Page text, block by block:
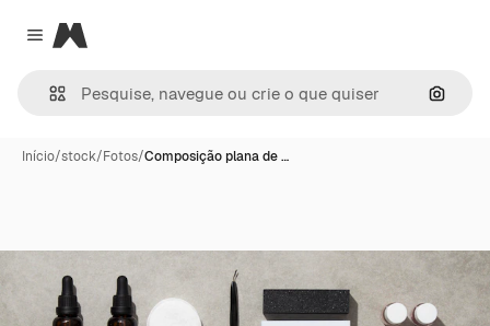
Close menu
Magnific
Início/stock/Fotos/Composição plana de …